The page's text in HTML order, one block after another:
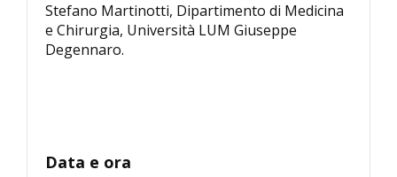
Stefano Martinotti, Dipartimento di Medicina
e Chirurgia, Università LUM Giuseppe
Degennaro.
Data e ora